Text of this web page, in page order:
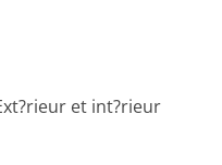
et int?rieur